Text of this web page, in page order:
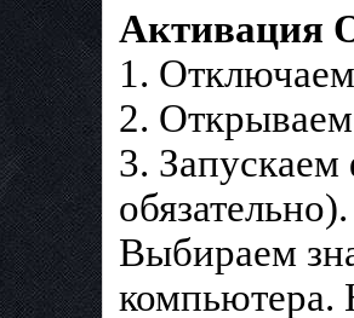
Активация
1.
2.
3.
обязательно).
Выбираем